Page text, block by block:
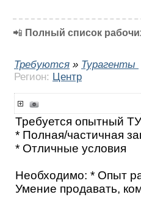
📲 Полный список
Требуются » Турагенты
Регион: Центр
Требуется опытный
* Полная/частичная
* Отличные условия
Необходимо: * Опыт
Умение продавать,